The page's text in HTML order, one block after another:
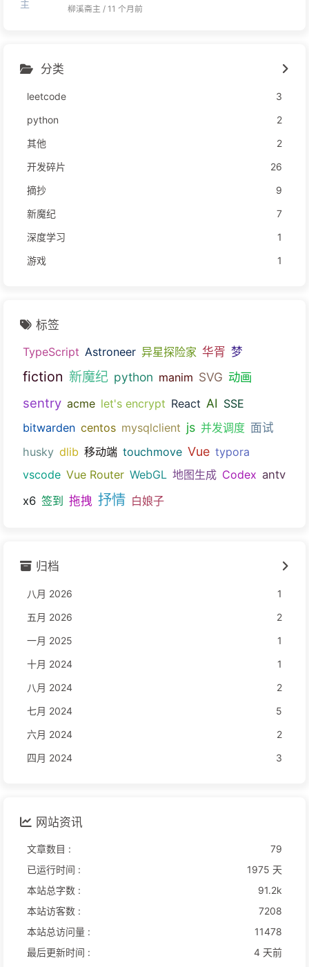
柳溪斋主 / 11 个月前
分类
leetcode
3
python
2
其他
2
开发碎片
26
摘抄
9
新魔纪
7
深度学习
1
游戏
1
标签
TypeScript Astroneer 异星探险家 华胥 梦
fiction 新魔纪 python manim SVG 动画
sentry acme let's encrypt React AI SSE
bitwarden centos mysqlclient js 并发调度 面试
husky dlib 移动端 touchmove Vue typora
vscode Vue Router WebGL 地图生成 Codex antv
x6 签到 拖拽 抒情 白娘子
归档
八月 2026
1
五月 2026
2
一月 2025
1
十月 2024
1
八月 2024
2
七月 2024
5
六月 2024
2
四月 2024
3
网站资讯
文章数目 :
79
已运行时间 :
1975 天
本站总字数 :
91.2k
本站访客数 :
7208
本站总访问量 :
11478
最后更新时间 :
4 天前